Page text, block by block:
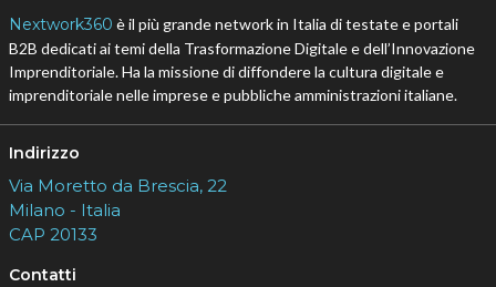
Nextwork360 è il più grande network in Italia di testate e portali
B2B dedicati ai temi della Trasformazione Digitale e dell’Innovazione
Imprenditoriale. Ha la missione di diffondere la cultura digitale e
imprenditoriale nelle imprese e pubbliche amministrazioni italiane.
Indirizzo
Via Moretto da Brescia, 22
Milano - Italia
CAP 20133
Contatti